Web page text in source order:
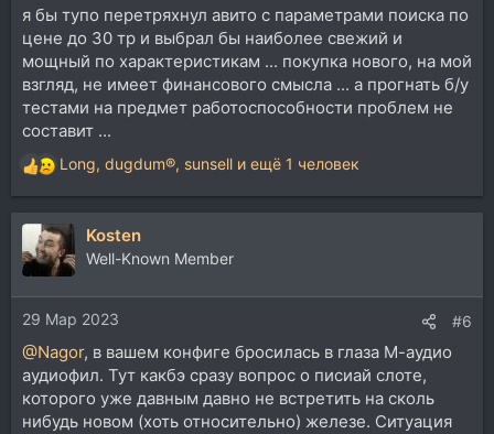
я бы тупо перетряхнул авито с параметрами поиска по
цене до 30 тр и выбрал бы наиболее свежий и
мощный по характеристикам ... покупка нового, на мой
взгляд, не имеет финансового смысла ... а прогнать б/у
тестами на предмет работоспособности проблем не
составит ...
Р
е
а
к
ц
и
и
:
Long, dugdum®, sunsell и ещё 1 человек
Kosten
Well-Known Member
29 Мар 2023 #6
@Nagor, в вашем конфиге бросилась в глаза М-аудио
аудиофил. Тут какбэ сразу вопрос о писиай слоте,
которого уже давным давно не встретить на сколь
нибудь новом (хоть относительно) железе. Ситуация